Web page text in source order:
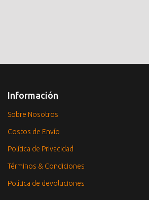
Información
Sobre Nosotros
Costos de Envío
Política de Privacidad
Términos & Condiciones
Política de devoluciones